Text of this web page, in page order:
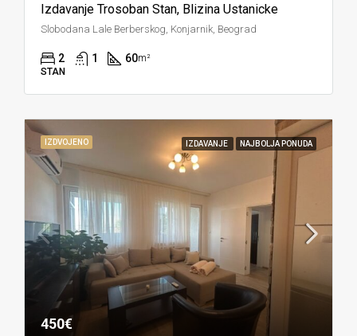
Izdavanje Trosoban Stan, Blizina Ustanicke
Slobodana Lale Berberskog, Konjarnik, Beograd
2 1 60m²
STAN
IZDVOJENO IZDAVANJE NAJBOLJA PONUDA
450€